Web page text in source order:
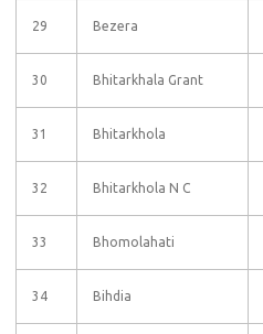
29 Bezera
30 Bhitarkhala Grant
31 Bhitarkhola
32 Bhitarkhola N C
33 Bhomolahati
34 Bihdia